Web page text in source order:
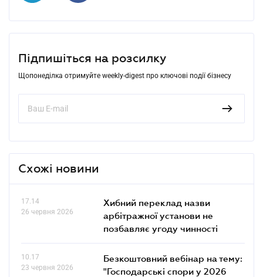
Підпишіться на розсилку
Щопонеділка отримуйте weekly-digest про ключові події бізнесу
Схожі новини
17.14
26 червня 2026
Хибний переклад назви
арбітражної установи не
позбавляє угоду чинності
10.17
23 червня 2026
Безкоштовний вебінар на тему:
"Господарські спори у 2026